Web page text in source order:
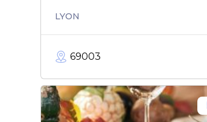
LYON
69003